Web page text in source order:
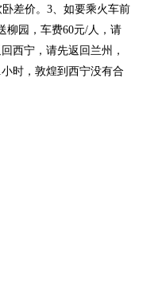
差价。3、如要乘火车前
柳园，车费60元/人，请
西宁，请先返回兰州，
时，敦煌到西宁没有合